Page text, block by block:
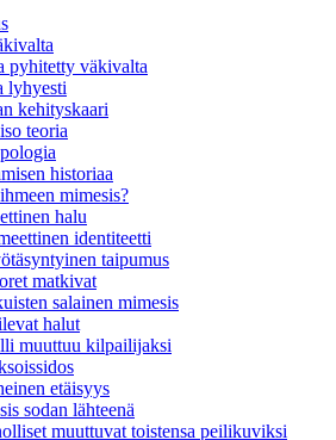
pyhitetty väkivalta
lyhyesti
kehityskaari
teoria
historiaa
mimesis?
halu
identiteetti
taipumus
matkivat
salainen mimesis
halut
muuttuu kilpailijaksi
etäisyys
sodan lähteenä
muuttuvat toistensa peilikuviksi